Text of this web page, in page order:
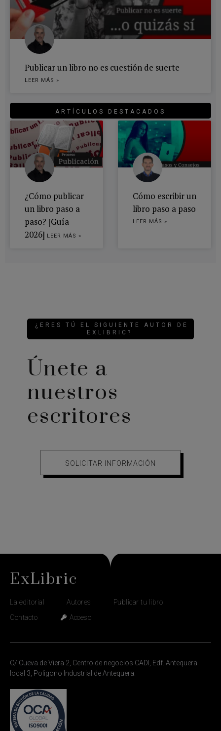
Publicar un libro no es cuestión de suerte
LEER MÁS »
ARTÍCULOS DESTACADOS
¿Cómo publicar
un libro paso a
paso? [Guía
2026] LEER MÁS »
Cómo escribir un
libro paso a paso
LEER MÁS »
¿ERES TÚ EL SIGUIENTE AUTOR DE
EXLIBRIC?
Únete a
nuestros
escritores
SOLICITAR INFORMACIÓN
ExLibric
La editorial Autores
Publicar tu libro
Contacto
Acceso
C/ Cueva de Viera 2, Centro de negocios CADI, Edf. Antequera
local 3, Poligono Industrial de Antequera.